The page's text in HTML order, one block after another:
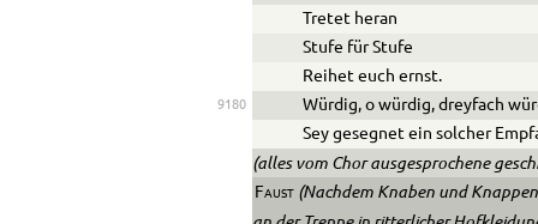
Tretet heran
Stufe für Stufe
Reihet euch ernst.
9180
Würdig, o würdig, dreyfach
Sey gesegnet ein solcher
(alles vom Chor ausgesprochene
Faust(Nachdem Knaben und